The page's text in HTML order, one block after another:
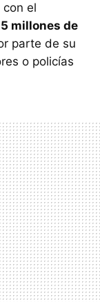
el
millones de
parte de su
o policías